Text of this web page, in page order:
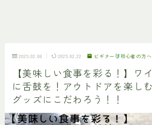
2025.02.08 2025.02.22 ビギナー 初心者の方へ
【美味しい食事を彩る！】ワ
に舌鼓を！アウトドアを楽し
グッズにこだわろう！！